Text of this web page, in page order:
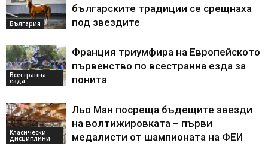
България
българските традиции се срещнаха
под звездите
Всестранна
езда
Франция триумфира на Европейското
първенство по всестранна езда за
понита
Класически
дисциплини
Льо Ман посреща бъдещите звезди
на волтижировката – първи
медалисти от шампионата на ФЕИ